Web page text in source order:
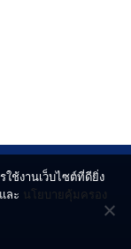
ช้งานเว็บไซต์ที่ดียิ่ง
และ นโยบายคุ้มครอง